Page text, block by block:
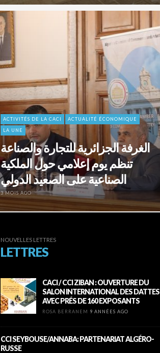
ACTIVITÉS DE LA CACI
ACTUALITÉ ÉCONOMIQUE
LA UNE
الغرفة الجزائرية للتجارة والصناعة
تنظم يوم إعلامي حول الملكية
الصناعية على الصعيد الدولي
3 MOIS AGO
NOUVELLES LETTRES
LETTRES
CACI / CCI ZIBAN : OUVERTURE DU
SALON INTERNATIONAL DES DATTES
AVEC PRÉS DE 160 EXPOSANTS
ROSA BERRANEM 9 ANNÉES AGO
CCI SEYBOUSE/ANNABA: PARTENARIAT ALGÉRO-
RUSSE